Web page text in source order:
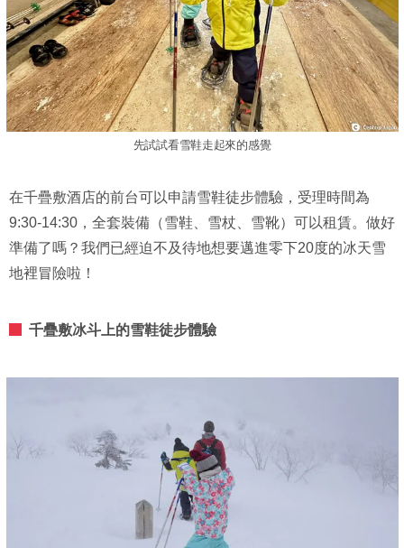
先試試看雪鞋走起來的感覺
在千疊敷酒店的前台可以申請雪鞋徒步體驗，受理時間為
9:30-14:30，全套裝備（雪鞋、雪杖、雪靴）可以租賃。做好
準備了嗎？我們已經迫不及待地想要邁進零下20度的冰天雪
地裡冒險啦！
千疊敷冰斗上的雪鞋徒步體驗